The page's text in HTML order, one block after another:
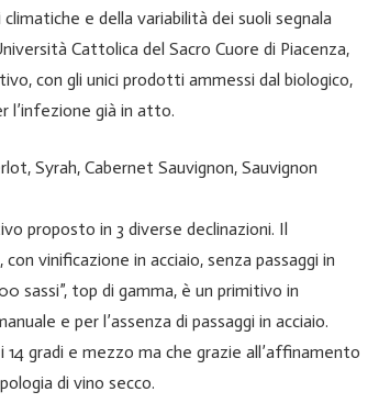
e della variabilità dei suoli segnala
Cattolica del Sacro Cuore di Piacenza,
con gli unici prodotti ammessi dal biologico,
l’infezione già in atto.
Syrah, Cabernet Sauvignon, Sauvignon
proposto in 3 diverse declinazioni. Il
vinificazione in acciaio, senza passaggi in
sassi”, top di gamma, è un primitivo in
e per l’assenza di passaggi in acciaio.
gradi e mezzo ma che grazie all’affinamento
di vino secco.